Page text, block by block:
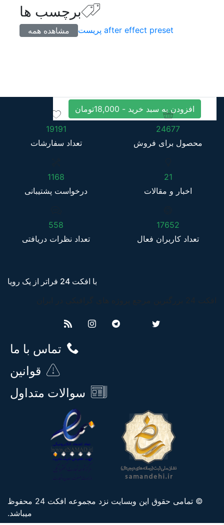
برچسب ها
after effect preset پریست مشاهده همه
افزودن به سبد خرید - 18,000تومان
24677
محصول برای فروش
19191
تعداد سفارشات
21
اخبار و مقالات
1168
درخواست پشتیبانی
17652
تعداد کاربران فعال
558
تعداد نظرات دریافتی
با افکت 24 فراتر از یک رویا
تماس با ما
قوانین
سوالات متداول
© تمامی حقوق این وبسایت نزد مجموعه افکت 24 محفوظ
میباشد.